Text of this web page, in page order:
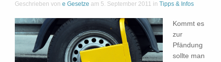
Geschrieben von e Gesetze am 5. September 2011 in Tipps & Infos
Kommt es
zur
Pfändung
sollte man